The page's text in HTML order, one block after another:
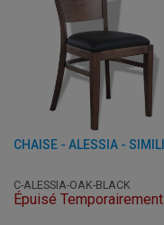
C-ALESSIA-OAK-BLACK
Épuisé Temporairement